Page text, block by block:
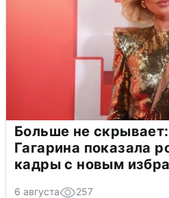
Больше не
Гагарина показала
кадры с новым
6 августа 257